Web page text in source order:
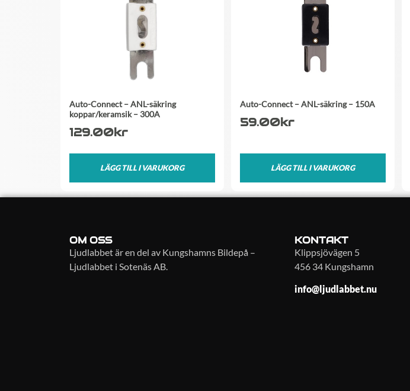
Auto-Connect – ANL-säkring
koppar/keramsik – 300A
129.00kr
LÄGG TILL I VARUKORG
Auto-Connect – ANL-säkring – 150A
59.00kr
LÄGG TILL I VARUKORG
OM OSS
Ljudlabbet är en del av Kungshamns Bildepå –
Ljudlabbet i Sotenäs AB.
KONTAKT
Klippsjövägen 5
456 34 Kungshamn
info@ljudlabbet.nu